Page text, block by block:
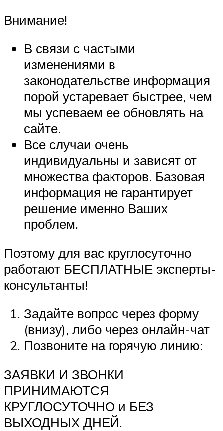
Внимание!
В связи с частыми
изменениями в
законодательстве информация
порой устаревает быстрее, чем
мы успеваем ее обновлять на
сайте.
Все случаи очень
индивидуальны и зависят от
множества факторов. Базовая
информация не гарантирует
решение именно Ваших
проблем.
Поэтому для вас круглосуточно
работают БЕСПЛАТНЫЕ эксперты-
консультанты!
Задайте вопрос через форму
(внизу), либо через онлайн-чат
Позвоните на горячую линию:
ЗАЯВКИ И ЗВОНКИ
ПРИНИМАЮТСЯ
КРУГЛОСУТОЧНО и БЕЗ
ВЫХОДНЫХ ДНЕЙ.